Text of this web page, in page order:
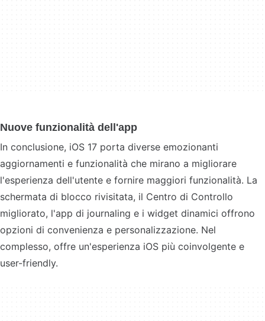
Nuove funzionalità dell'app
In conclusione, iOS 17 porta diverse emozionanti
aggiornamenti e funzionalità che mirano a migliorare
l'esperienza dell'utente e fornire maggiori funzionalità. La
schermata di blocco rivisitata, il Centro di Controllo
migliorato, l'app di journaling e i widget dinamici offrono
opzioni di convenienza e personalizzazione. Nel
complesso, offre un'esperienza iOS più coinvolgente e
user-friendly.